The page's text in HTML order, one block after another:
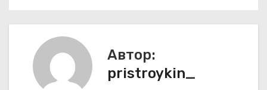
ц
Автор:
pristroykin_